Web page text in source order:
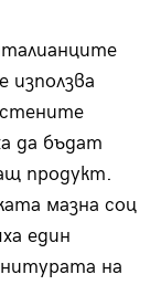
използва
да бъдат
продукт.
мазна соц
един
на